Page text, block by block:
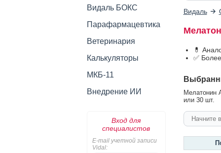
Видаль БОКС
Парафармацевтика
Ветеринария
Калькуляторы
МКБ-11
Внедрение ИИ
Вход для
специалистов
E-mail учетной записи
Vidal:
Видаль
💊
✅
Мелатонин
или 30 шт.